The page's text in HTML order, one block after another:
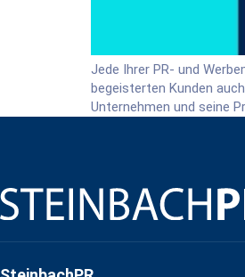
Jede Ihrer PR- und
begeisterten Kunden
Unternehmen und seine